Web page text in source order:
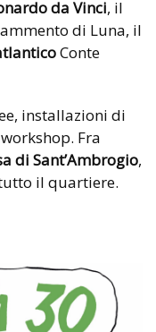
da Vinci, il
di Luna, il
Conte
installazioni di
Fra
di Sant’Ambrogio,
il quartiere.